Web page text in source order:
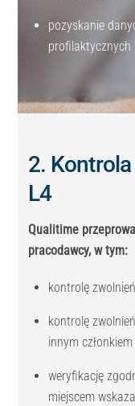
pozyskanie
profilaktycznych
2.
L4
Qualitime
pracodawcy, w tym:
kontrolę
kontrolę
innym
weryfikację
miejscem